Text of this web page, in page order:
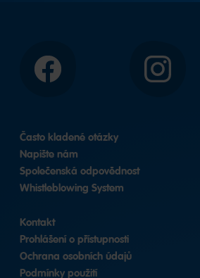
Facebook Instagram
Často kladené otázky
Napište nám
Společenská odpovědnost
Whistleblowing System
Kontakt
Prohlášení o přístupnosti
Ochrana osobních údajů
Podmínky použití